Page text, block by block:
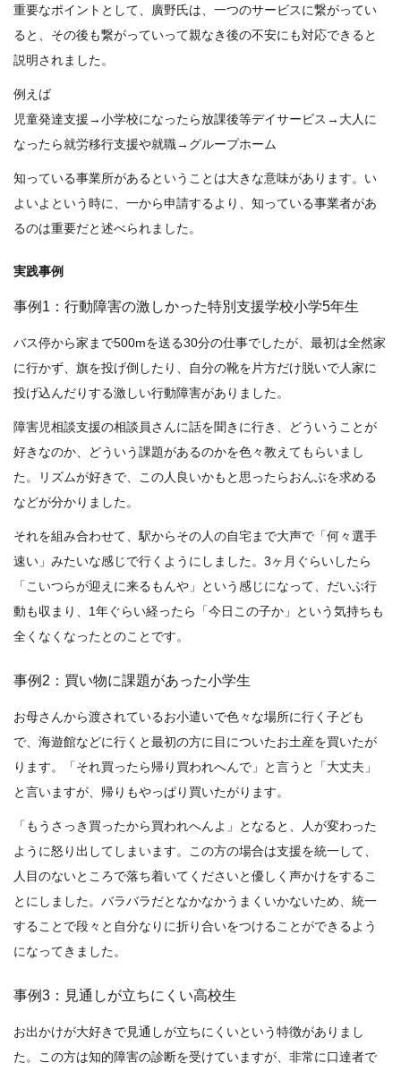
重要なポイントとして、廣野氏は、一つのサービスに繋がってい
ると、その後も繋がっていって親なき後の不安にも対応できると
説明されました。
例えば
児童発達支援→小学校になったら放課後等デイサービス→大人に
なったら就労移行支援や就職→グループホーム
知っている事業所があるということは大きな意味があります。い
よいよという時に、一から申請するより、知っている事業者があ
るのは重要だと述べられました。
実践事例
事例1：行動障害の激しかった特別支援学校小学5年生
バス停から家まで500mを送る30分の仕事でしたが、最初は全然家
に行かず、旗を投げ倒したり、自分の靴を片方だけ脱いで人家に
投げ込んだりする激しい行動障害がありました。
障害児相談支援の相談員さんに話を聞きに行き、どういうことが
好きなのか、どういう課題があるのかを色々教えてもらいまし
た。リズムが好きで、この人良いかもと思ったらおんぶを求める
などが分かりました。
それを組み合わせて、駅からその人の自宅まで大声で「何々選手
速い」みたいな感じで行くようにしました。3ヶ月ぐらいしたら
「こいつらが迎えに来るもんや」という感じになって、だいぶ行
動も収まり、1年ぐらい経ったら「今日この子か」という気持ちも
全くなくなったとのことです。
事例2：買い物に課題があった小学生
お母さんから渡されているお小遣いで色々な場所に行く子ども
で、海遊館などに行くと最初の方に目についたお土産を買いたが
ります。「それ買ったら帰り買われへんで」と言うと「大丈夫」
と言いますが、帰りもやっぱり買いたがります。
「もうさっき買ったから買われへんよ」となると、人が変わった
ように怒り出してしまいます。この方の場合は支援を統一して、
人目のないところで落ち着いてくださいと優しく声かけをするこ
とにしました。バラバラだとなかなかうまくいかないため、統一
することで段々と自分なりに折り合いをつけることができるよう
になってきました。
事例3：見通しが立ちにくい高校生
お出かけが大好きで見通しが立ちにくいという特徴がありまし
た。この方は知的障害の診断を受けていますが、非常に口達者で